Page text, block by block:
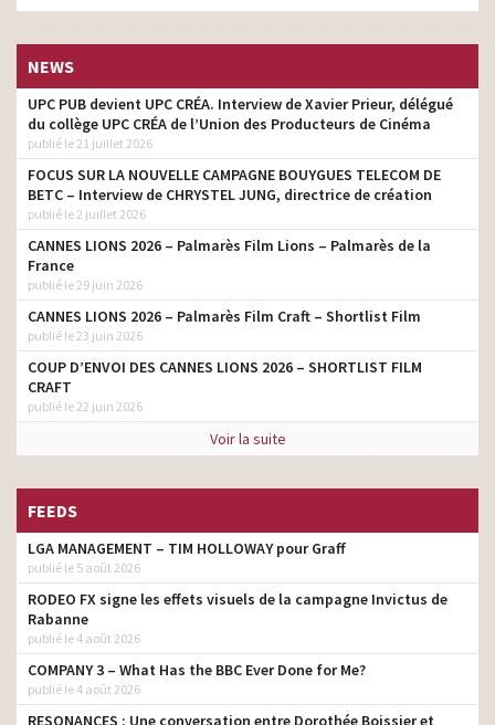
NEWS
UPC PUB devient UPC CRÉA. Interview de Xavier Prieur, délégué
du collège UPC CRÉA de l’Union des Producteurs de Cinéma
publié le 21 juillet 2026
FOCUS SUR LA NOUVELLE CAMPAGNE BOUYGUES TELECOM DE
BETC – Interview de CHRYSTEL JUNG, directrice de création
publié le 2 juillet 2026
CANNES LIONS 2026 – Palmarès Film Lions – Palmarès de la
France
publié le 29 juin 2026
CANNES LIONS 2026 – Palmarès Film Craft – Shortlist Film
publié le 23 juin 2026
COUP D’ENVOI DES CANNES LIONS 2026 – SHORTLIST FILM
CRAFT
publié le 22 juin 2026
Voir la suite
FEEDS
LGA MANAGEMENT – TIM HOLLOWAY pour Graff
publié le 5 août 2026
RODEO FX signe les effets visuels de la campagne Invictus de
Rabanne
publié le 4 août 2026
COMPANY 3 – What Has the BBC Ever Done for Me?
publié le 4 août 2026
RESONANCES : Une conversation entre Dorothée Boissier et